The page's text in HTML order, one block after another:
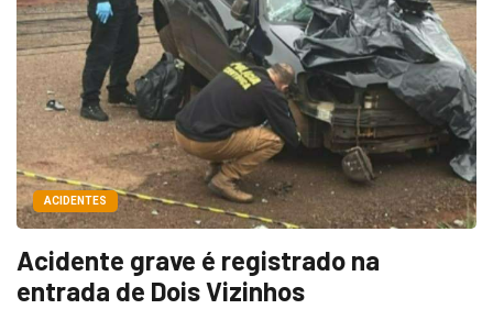
ACIDENTES
Acidente grave é registrado na
entrada de Dois Vizinhos